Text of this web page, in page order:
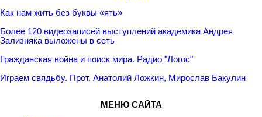
Как нам жить без буквы «ять»
Более 120 видеозаписей выступлений академика Андрея
Зализняка выложены в сеть
Гражданская война и поиск мира. Радио "Логос"
Играем свядьбу. Прот. Анатолий Ложкин, Мирослав Бакулин
МЕНЮ САЙТА